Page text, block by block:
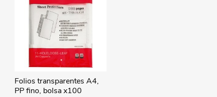
Folios transparentes A4,
PP fino, bolsa x100